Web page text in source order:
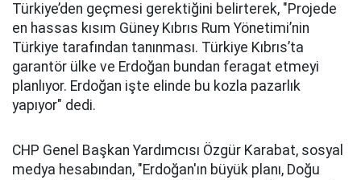
Türkiye’den geçmesi gerektiğini belirterek, "Projede
en hassas kısım Güney Kıbrıs Rum Yönetimi’nin
Türkiye tarafından tanınması. Türkiye Kıbrıs’ta
garantör ülke ve Erdoğan bundan feragat etmeyi
planlıyor. Erdoğan işte elinde bu kozla pazarlık
yapıyor" dedi.
CHP Genel Başkan Yardımcısı Özgür Karabat, sosyal
medya hesabından, "Erdoğan'ın büyük planı, Doğu